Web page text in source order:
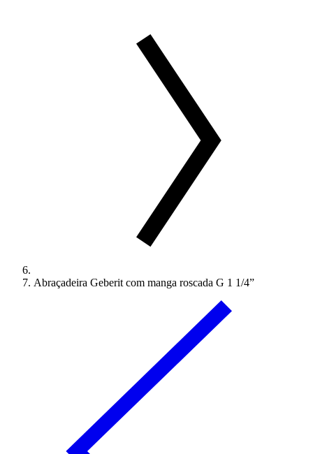
Abraçadeira Geberit com manga roscada G 1 1/4”